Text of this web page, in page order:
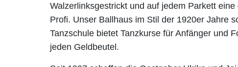
Walzerlinksgestrickt und auf jedem Parkett
Profi. Unser Ballhaus im Stil der 1920er Jahre
Tanzschule bietet Tanzkurse für Anfänger und
jeden Geldbeutel.